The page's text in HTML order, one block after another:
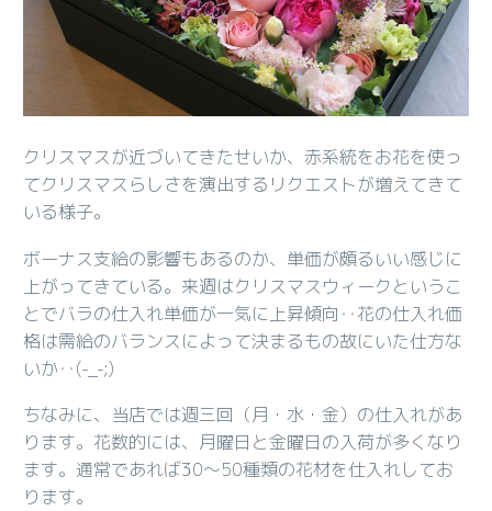
クリスマスが近づいてきたせいか、赤系統をお花を使っ
てクリスマスらしさを演出するリクエストが増えてきて
いる様子。
ボーナス支給の影響もあるのか、単価が頗るいい感じに
上がってきている。来週はクリスマスウィークというこ
とでバラの仕入れ単価が一気に上昇傾向‥花の仕入れ価
格は需給のバランスによって決まるもの故にいた仕方な
いか‥(-_-;)
ちなみに、当店では週三回（月・水・金）の仕入れがあ
ります。花数的には、月曜日と金曜日の入荷が多くなり
ます。通常であれば30〜50種類の花材を仕入れしてお
ります。